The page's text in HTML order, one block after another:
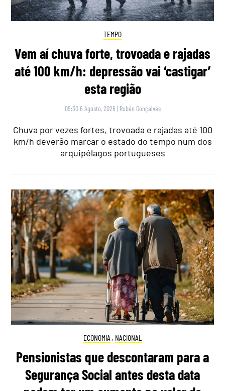
TEMPO
Vem aí chuva forte, trovoada e rajadas
até 100 km/h: depressão vai ‘castigar’
esta região
09:30 6 Agosto, 2026 | Rubén Gonçalves
Chuva por vezes fortes, trovoada e rajadas até 100
km/h deverão marcar o estado do tempo num dos
arquipélagos portugueses
ECONOMIA , NACIONAL
Pensionistas que descontaram para a
Segurança Social antes desta data